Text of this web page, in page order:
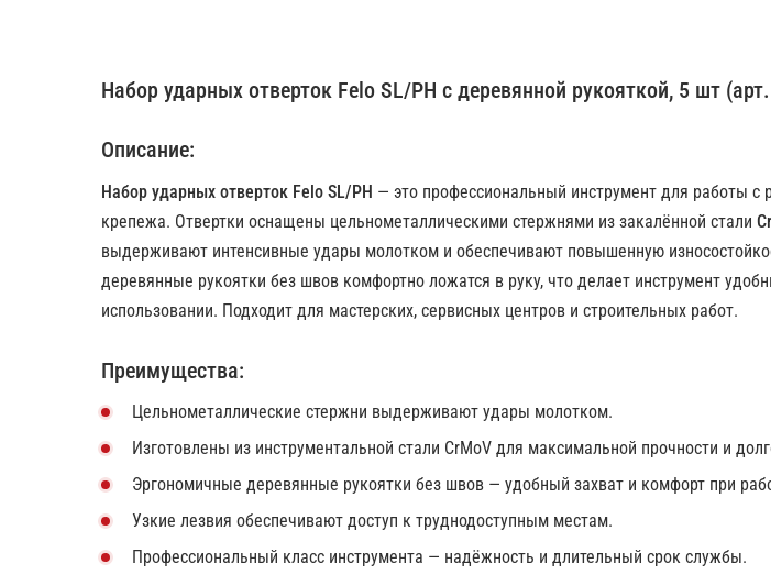
Набор ударных отверток Felo SL/PH с деревянной рукояткой, 5 шт
Описание:
Набор ударных отверток Felo SL/PH — это профессиональный инструмент для работы с
крепежа. Отвертки оснащены цельнометаллическими стержнями из закалённой стали
выдерживают интенсивные удары молотком и обеспечивают повышенную
деревянные рукоятки без швов комфортно ложатся в руку, что делает инструмент
использовании. Подходит для мастерских, сервисных центров и строительных работ.
Преимущества:
Цельнометаллические стержни выдерживают удары молотком.
Изготовлены из инструментальной стали CrMoV для максимальной прочности и
Эргономичные деревянные рукоятки без швов — удобный захват и комфорт при
Узкие лезвия обеспечивают доступ к труднодоступным местам.
Профессиональный класс инструмента — надёжность и длительный срок службы.